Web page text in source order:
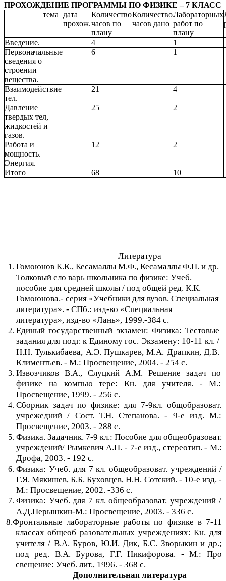
ПРОХОЖДЕНИЕ ПРОГРАММЫ ПО ФИЗИКЕ – 7 КЛАСС
тема
дата
прохож.
Количество
часов по
плану
Количество
часов дано
Лабораторных
работ по
плану
Введение. 4
1
Первоначальные
сведения о
строении
вещества.
6 1
Взаимодействие
тел.
21 4
Давление
твердых тел,
жидкостей и
газов.
25 2
Работа и
мощность.
Энергия.
12 2
Итого 68 10
Литература
Гомоюнов К.К., Кесамаллы М.Ф., Кесамаллы Ф.П. и др.
Толковый сло варь школьника по физике: Учеб.
пособие для средней школы / под общей ред. К.К.
Гомоюнова.- серия «Учебники для вузов. Специальная
литература». - СПб.: изд-во «Специальная
литература», изд-во «Лань», 1999.-384 с.
Единый государственный экзамен: Физика: Тестовые
задания для подг. к Единому гос. Экзамену: 10-11 кл. /
Н.Н. Тулькибаева, А.Э. Пушкарев, М.А. Драпкин, Д.В.
Климентьев. - М.: Просвещение, 2004. - 254 с.
Извозчиков В.А., Слуцкий A.M. Решение задач по
физике на компью тере: Кн. для учителя. - М.:
Просвещение, 1999. - 256 с.
Сборник задач по физике: для 7-9кл. общобразоват.
учрежедний / Сост. Т.Н. Степанова. - 9-е изд. М.:
Просвещение, 2003. - 288 с.
Физика. Задачник. 7-9 кл.: Пособие для общеобразоват.
учреждений/ Рымкевич А.П. - 7-е изд., стереотип. - М.:
Дрофа, 2003. - 192 с.
Физика: Учеб. для 7 кл. общеобразоват. учреждений /
Г.Я. Мякишев, Б.Б. Буховцев, Н.Н. Сотский. - 10-е изд. -
М.: Просвещение, 2002. -336 с.
Физика: Учеб. для 7 кл. общеобразоват. учреждений /
А.Д.Перышкин-М.: Просвещение, 2003. - 336 с.
8.Фронтальные лабораторные работы по физике в 7-11
классах общеоб разовательных учреждениях: Кн. для
учителя / В.А. Буров, Ю.И. Дик, Б.С. Зворыкин и др.;
под ред. В.А. Бурова, Г.Г. Никифорова. - М.: Про
свещение: Учеб. лит., 1996. - 368 с.
Дополнительная литература